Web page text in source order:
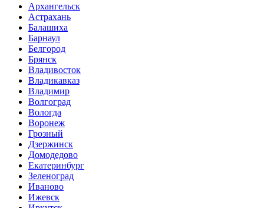
Архангельск
Астрахань
Балашиха
Барнаул
Белгород
Брянск
Владивосток
Владикавказ
Владимир
Волгоград
Вологда
Воронеж
Грозный
Дзержинск
Домодедово
Екатеринбург
Зеленоград
Иваново
Ижевск